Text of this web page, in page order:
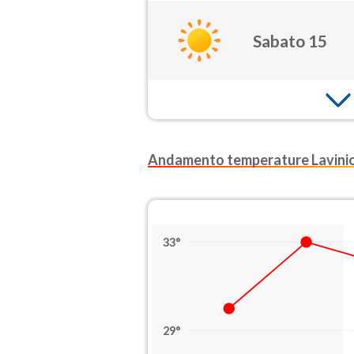
Sabato 15
Andamento temperature
33°
29°